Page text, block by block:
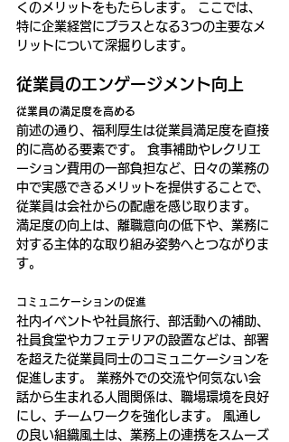
くのメリットをもたらします。 ここでは、
特に企業経営にプラスとなる3つの主要なメ
リットについて深掘りします。
従業員のエンゲージメント向上
従業員の満足度を高める
前述の通り、福利厚生は従業員満足度を直接
的に高める要素です。 食事補助やレクリエ
ーション費用の一部負担など、日々の業務の
中で実感できるメリットを提供することで、
従業員は会社からの配慮を感じ取ります。
満足度の向上は、離職意向の低下や、業務に
対する主体的な取り組み姿勢へとつながりま
す。
コミュニケーションの促進
社内イベントや社員旅行、部活動への補助、
社員食堂やカフェテリアの設置などは、部署
を超えた従業員同士のコミュニケーションを
促進します。 業務外での交流や何気ない会
話から生まれる人間関係は、職場環境を良好
にし、チームワークを強化します。 風通し
の良い組織風土は、業務上の連携をスムーズ